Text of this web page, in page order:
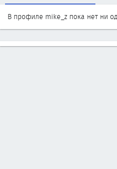
В профиле mike_z пока нет ни